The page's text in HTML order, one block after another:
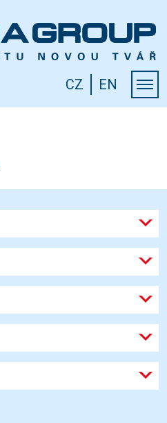
CZ EN